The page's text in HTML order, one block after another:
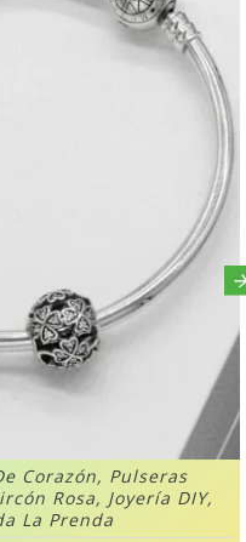
Corazón, Pulseras
Rosa, Joyería DIY,
La Prenda